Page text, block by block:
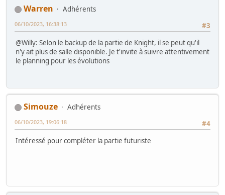
Warren
Adhérents
#3
06/10/2023, 16:38:13
@Willy: Selon le backup de la partie de Knight, il se peut qu'il
n'y ait plus de salle disponible. Je t'invite à suivre attentivement
le planning pour les évolutions
Simouze
Adhérents
#4
06/10/2023, 19:06:18
Intéressé pour compléter la partie futuriste